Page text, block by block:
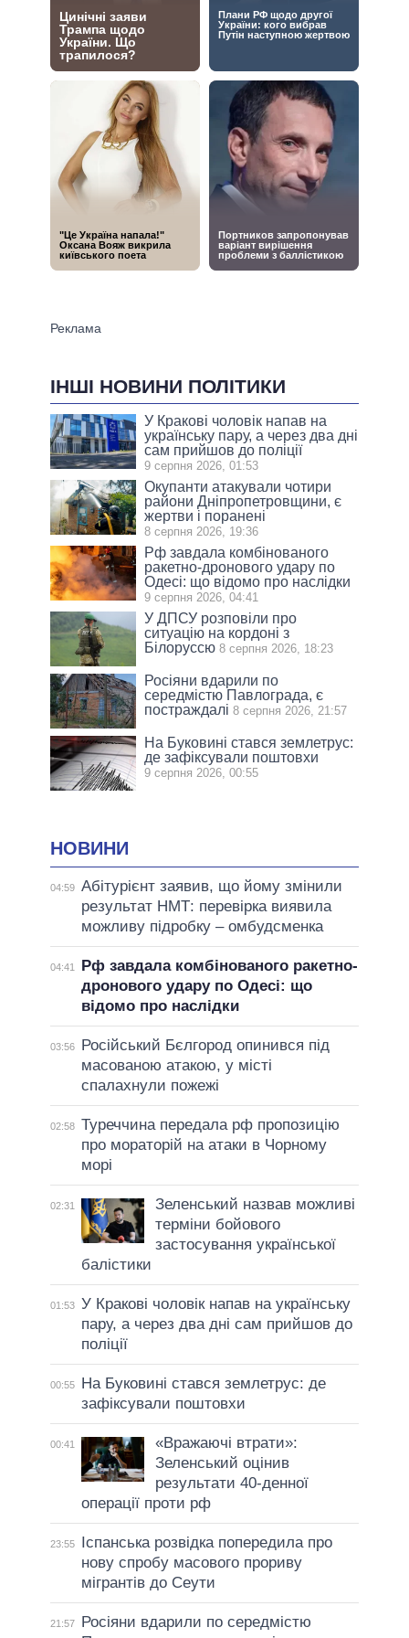
ІНШІ НОВИНИ ПОЛІТИКИ
У Кракові чоловік напав на
українську пару, а через два дні
сам прийшов до поліції
9 серпня 2026, 01:53
Окупанти атакували чотири
райони Дніпропетровщини, є
жертви і поранені
8 серпня 2026, 19:36
Рф завдала комбінованого
ракетно-дронового удару по
Одесі: що відомо про наслідки
9 серпня 2026, 04:41
У ДПСУ розповіли про
ситуацію на кордоні з
Білоруссю 8 серпня 2026, 18:23
Росіяни вдарили по
середмістю Павлограда, є
постраждалі 8 серпня 2026, 21:57
На Буковині стався землетрус:
де зафіксували поштовхи
9 серпня 2026, 00:55
НОВИНИ
04:59 Абітурієнт заявив, що йому змінили
результат НМТ: перевірка виявила
можливу підробку – омбудсменка
04:41
Рф завдала комбінованого ракетно-
дронового удару по Одесі: що
відомо про наслідки
03:56
Російський Бєлгород опинився під
масованою атакою, у місті
спалахнули пожежі
02:58 Туреччина передала рф пропозицію
про мораторій на атаки в Чорному
морі
02:31
Зеленський назвав можливі
терміни бойового
застосування української
балістики
01:53 У Кракові чоловік напав на українську
пару, а через два дні сам прийшов до
поліції
00:55
На Буковині стався землетрус: де
зафіксували поштовхи
00:41
«Вражаючі втрати»:
Зеленський оцінив
результати 40-денної
операції проти рф
23:55
Іспанська розвідка попередила про
нову спробу масового прориву
мігрантів до Сеути
21:57
Росіяни вдарили по середмістю